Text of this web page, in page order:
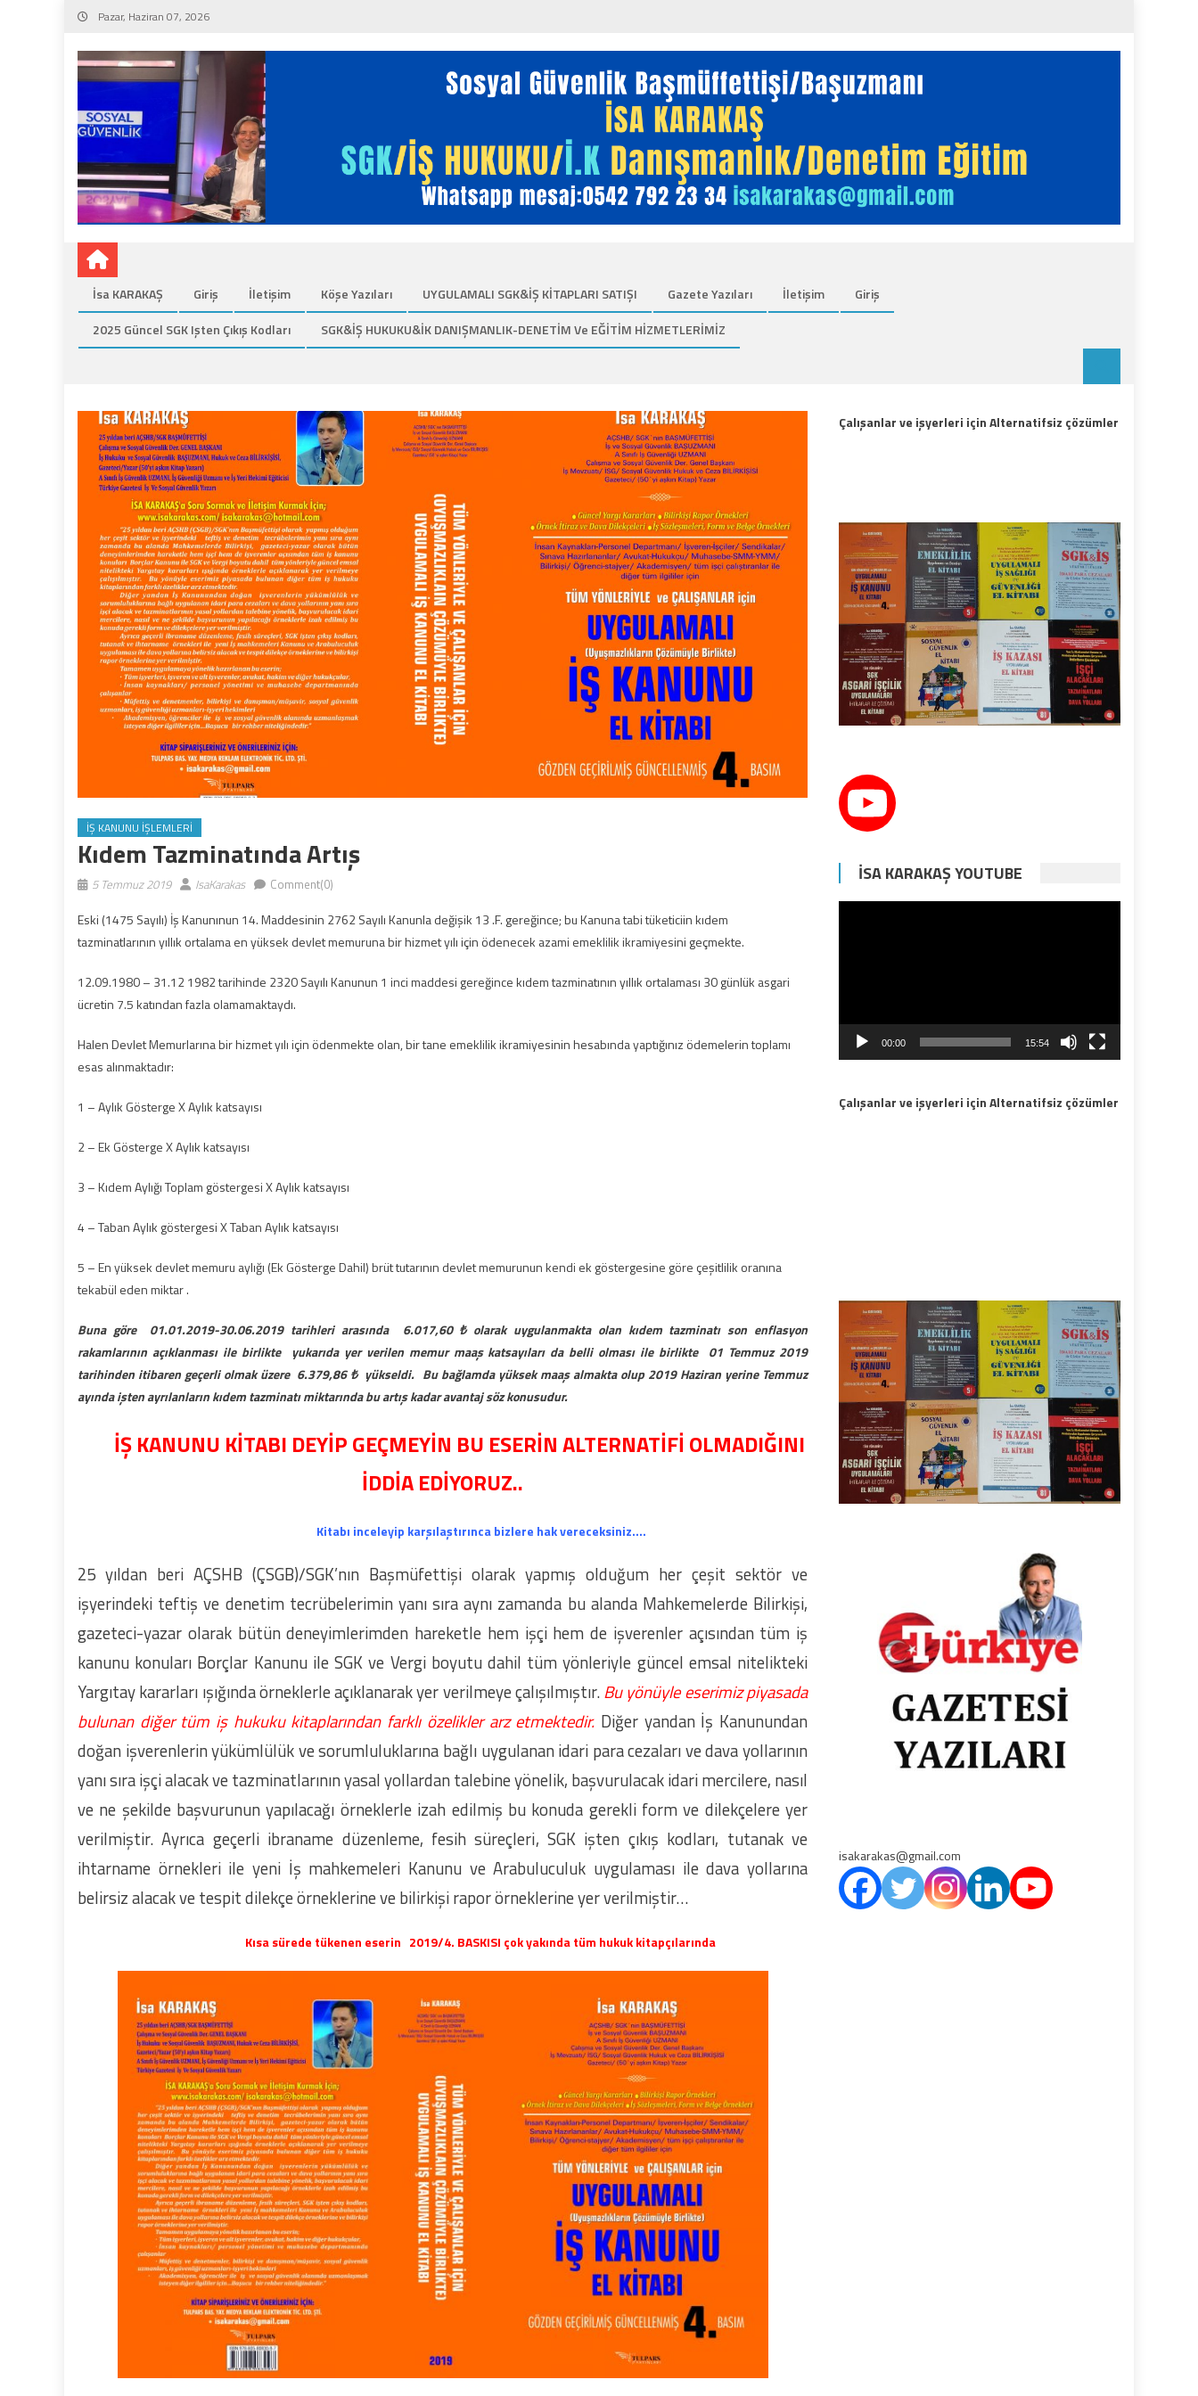
Skip
content
Pazar, Haziran 07, 2026
İsa KARAKAŞ Giriş İletişim Köşe Yazıları UYGULAMALI SGK&İŞ KİTAPLARI SATIŞI Gazete Yazıları İletişim
Giriş
2025 Güncel SGK Işten Çıkış Kodları
SGK&İŞ HUKUKU&İK DANIŞMANLIK-DENETİM Ve EĞİTİM HİZMETLERİMİZ
İŞ KANUNU İŞLEMLERI
Kıdem Tazminatında Artış
5 Temmuz 2019 IsaKarakas Comment(0)
Eski (1475 Sayılı) İş Kanunınun 14. Maddesinin 2762 Sayılı Kanunla değişik 13 .F. gereğince; bu Kanuna tabi tüketiciin kıdem
tazminatlarının yıllık ortalama en yüksek devlet memuruna bir hizmet yılı için ödenecek azami emeklilik ikramiyesini geçmekte.
12.09.1980 – 31.12 1982 tarihinde 2320 Sayılı Kanunun 1 inci maddesi gereğince kıdem tazminatının yıllık ortalaması 30 günlük asgari
ücretin 7.5 katından fazla olamamaktaydı.
Halen Devlet Memurlarına bir hizmet yılı için ödenmekte olan, bir tane emeklilik ikramiyesinin hesabında yaptığınız ödemelerin toplamı
esas alınmaktadır:
1 – Aylık Gösterge X Aylık katsayısı
2 – Ek Gösterge X Aylık katsayısı
3 – Kıdem Aylığı Toplam göstergesi X Aylık katsayısı
4 – Taban Aylık göstergesi X Taban Aylık katsayısı
5 – En yüksek devlet memuru aylığı (Ek Gösterge Dahil) brüt tutarının devlet memurunun kendi ek göstergesine göre çeşitlilik oranına
tekabül eden miktar .
Buna göre 01.01.2019-30.06.2019 tarihleri arasında 6.017,60 ₺ olarak uygulanmakta olan kıdem tazminatı son enflasyon
rakamlarının açıklanması ile birlikte yukarıda yer verilen memur maaş katsayıları da belli olması ile birlikte 01 Temmuz 2019
tarihinden itibaren geçerli olmak üzere 6.379,86 ₺ yükseldi. Bu bağlamda yüksek maaş almakta olup 2019 Haziran yerine Temmuz
ayında işten ayrılanların kıdem tazminatı miktarında bu artış kadar avantaj söz konusudur.
İŞ KANUNU KİTABI DEYİP GEÇMEYİN BU ESERİN ALTERNATİFİ OLMADIĞINI
İDDİA EDİYORUZ..
Kitabı inceleyip karşılaştırınca bizlere hak vereceksiniz….
25 yıldan beri AÇSHB (ÇSGB)/SGK’nın Başmüfettişi olarak yapmış olduğum her çeşit sektör ve
işyerindeki teftiş ve denetim tecrübelerimin yanı sıra aynı zamanda bu alanda Mahkemelerde Bilirkişi,
gazeteci-yazar olarak bütün deneyimlerimden hareketle hem işçi hem de işverenler açısından tüm iş
kanunu konuları Borçlar Kanunu ile SGK ve Vergi boyutu dahil tüm yönleriyle güncel emsal nitelikteki
Yargıtay kararları ışığında örneklerle açıklanarak yer verilmeye çalışılmıştır.Bu yönüyle eserimiz piyasada
bulunan diğer tüm iş hukuku kitaplarından farklı özelikler arz etmektedir. Diğer yandan İş Kanunundan
doğan işverenlerin yükümlülük ve sorumluluklarına bağlı uygulanan idari para cezaları ve dava yollarının
yanı sıra işçi alacak ve tazminatlarının yasal yollardan talebine yönelik, başvurulacak idari mercilere, nasıl
ve ne şekilde başvurunun yapılacağı örneklerle izah edilmiş bu konuda gerekli form ve dilekçelere yer
verilmiştir. Ayrıca geçerli ibraname düzenleme, fesih süreçleri, SGK işten çıkış kodları, tutanak ve
ihtarname örnekleri ile yeni İş mahkemeleri Kanunu ve Arabuluculuk uygulaması ile dava yollarına
belirsiz alacak ve tespit dilekçe örneklerine ve bilirkişi rapor örneklerine yer verilmiştir…
Kısa sürede tükenen eserin 2019/4. BASKISI çok yakında tüm hukuk kitapçılarında
Çalışanlar ve işyerleri için Alternatifsiz çözümler
İSA KARAKAŞ YOUTUBE
00:00 15:54
Çalışanlar ve işyerleri için Alternatifsiz çözümler
isakarakas@gmail.com